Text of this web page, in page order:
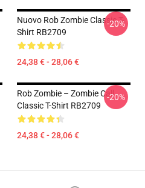
Nuovo Rob Zombie Classic T-
Shirt RB2709
24,38 € - 28,06 €
-20%
Rob Zombie – Zombie Call
Classic T-Shirt RB2709
24,38 € - 28,06 €
-20%